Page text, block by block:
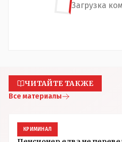
Загрузка
ЧИТАЙТЕ ТАКЖЕ
Все материалы
КРИМИНАЛ